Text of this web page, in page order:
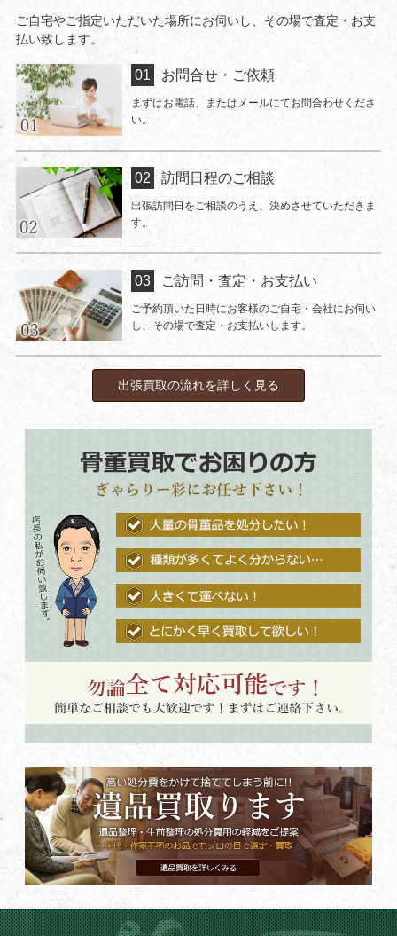
ご自宅やご指定いただいた場所にお伺いし、その場で査定・お支
払い致します。
お問合せ・ご依頼
まずはお電話、またはメールにてお問合わせくださ
い。
訪問日程のご相談
出張訪問日をご相談のうえ、決めさせていただきま
す。
ご訪問・査定・お支払い
ご予約頂いた日時にお客様のご自宅・会社にお伺い
し、その場で査定・お支払いします。
出張買取の流れを詳しく見る